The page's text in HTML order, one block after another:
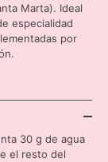
Marta). Ideal
especialidad
por
30 g de agua
el resto del